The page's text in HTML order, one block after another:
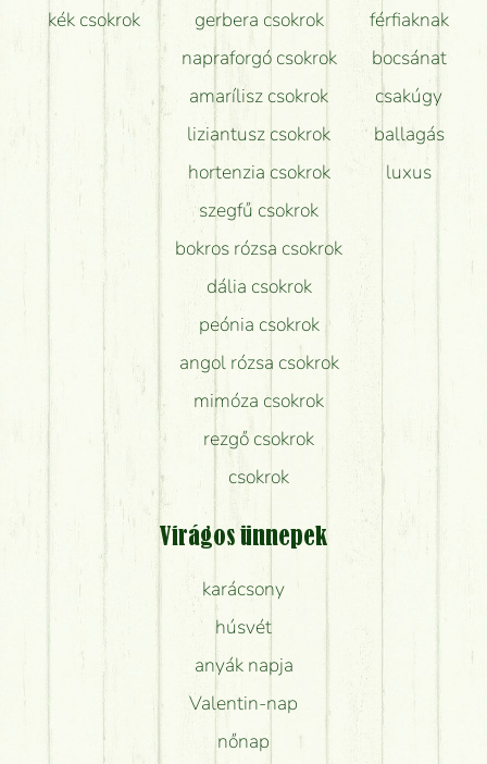
kék csokrok
gerbera csokrok
napraforgó csokrok
amarílisz csokrok
liziantusz csokrok
hortenzia csokrok
szegfű csokrok
bokros rózsa csokrok
dália csokrok
peónia csokrok
angol rózsa csokrok
mimóza csokrok
rezgő csokrok
csokrok
férfiaknak
bocsánat
csakúgy
ballagás
luxus
Virágos ünnepek
karácsony
húsvét
anyák napja
Valentin-nap
nőnap